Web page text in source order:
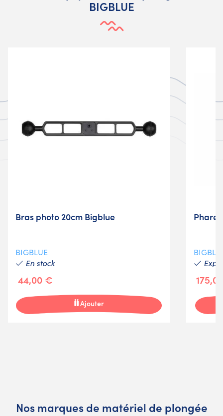
BIGBLUE
Bras photo 20cm Bigblue
BIGBLUE
En stock
44,00 €
Ajouter
Phare
Nos marques de matériel de plongée